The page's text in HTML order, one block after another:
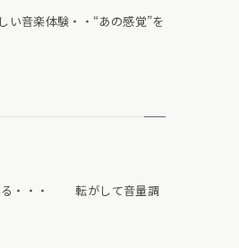
い音楽体験・・“あの感覚”を
る・・・ 転がして音量調